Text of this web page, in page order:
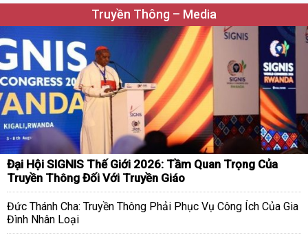
Truyền Thông – Media
Đại Hội SIGNIS Thế Giới 2026: Tầm Quan Trọng Của
Truyền Thông Đối Với Truyền Giáo
Đức Thánh Cha: Truyền Thông Phải Phục Vụ Công Ích Của Gia
Đình Nhân Loại